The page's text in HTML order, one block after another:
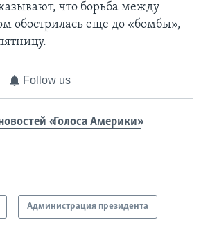
что борьба между
обострилась еще до «бомбы»,
Follow us
«Голоса Америки»
Администрация президента